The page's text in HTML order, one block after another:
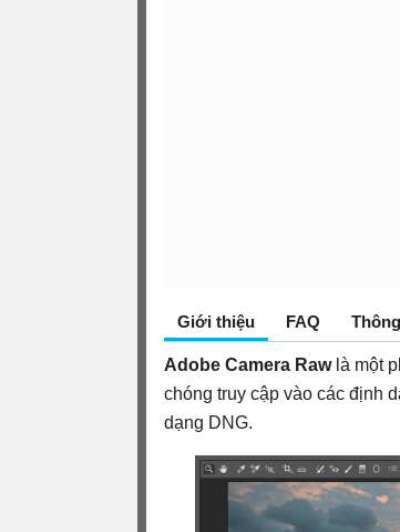
Giới thiệu FAQ
Adobe Camera Raw là một
chóng truy cập vào các định
dạng DNG.